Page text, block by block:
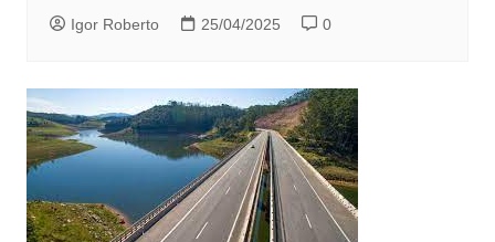
Igor Roberto 25/04/2025 0